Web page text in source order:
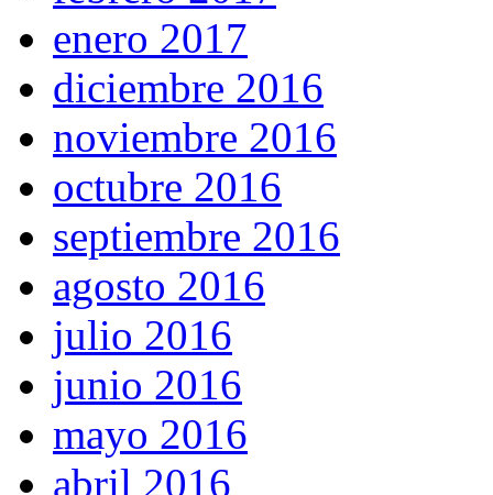
enero 2017
diciembre 2016
noviembre 2016
octubre 2016
septiembre 2016
agosto 2016
julio 2016
junio 2016
mayo 2016
abril 2016